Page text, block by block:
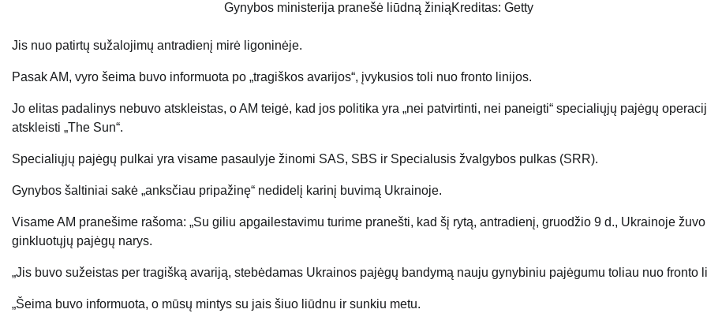
Gynybos ministerija pranešė liūdną žiniąKreditas: Getty
Jis nuo patirtų sužalojimų antradienį mirė ligoninėje.
Pasak AM, vyro šeima buvo informuota po „tragiškos avarijos“, įvykusios toli nuo fronto linijos.
Jo elitas padalinys nebuvo atskleistas, o AM teigė, kad jos politika yra „nei patvirtinti, nei paneigti“ specialiųjų pajėgų
atskleisti „The Sun“.
Specialiųjų pajėgų pulkai yra visame pasaulyje žinomi SAS, SBS ir Specialusis žvalgybos pulkas (SRR).
Gynybos šaltiniai sakė „anksčiau pripažinę“ nedidelį karinį buvimą Ukrainoje.
Visame AM pranešime rašoma: „Su giliu apgailestavimu turime pranešti, kad šį rytą, antradienį, gruodžio 9 d., Ukrainoje
ginkluotųjų pajėgų narys.
„Jis buvo sužeistas per tragišką avariją, stebėdamas Ukrainos pajėgų bandymą nauju gynybiniu pajėgumu toliau nuo fronto
„Šeima buvo informuota, o mūsų mintys su jais šiuo liūdnu ir sunkiu metu.